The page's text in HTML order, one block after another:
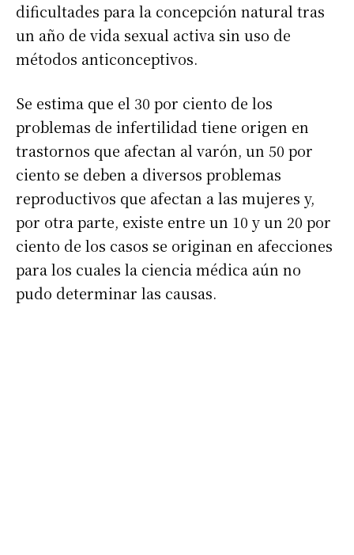
dificultades para la concepción natural tras
un año de vida sexual activa sin uso de
métodos anticonceptivos.
Se estima que el 30 por ciento de los
problemas de infertilidad tiene origen en
trastornos que afectan al varón, un 50 por
ciento se deben a diversos problemas
reproductivos que afectan a las mujeres y,
por otra parte, existe entre un 10 y un 20 por
ciento de los casos se originan en afecciones
para los cuales la ciencia médica aún no
pudo determinar las causas.